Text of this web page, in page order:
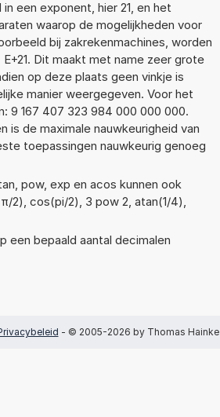
een exponent, hier 21, en het
waarop de mogelijkheden voor
bij zakrekenmachines, worden
Dit maakt met name zeer grote
op deze plaats geen vinkje is
manier weergegeven. Voor het
9 167 407 323 984 000 000 000.
is de maximale nauwkeurigheid van
toepassingen nauwkeurig genoeg
pow, exp en acos kunnen ook
2), cos(pi/2), 3 pow 2, atan(1/4),
een bepaald aantal decimalen
- © 2005-2026 by Thomas Hainke